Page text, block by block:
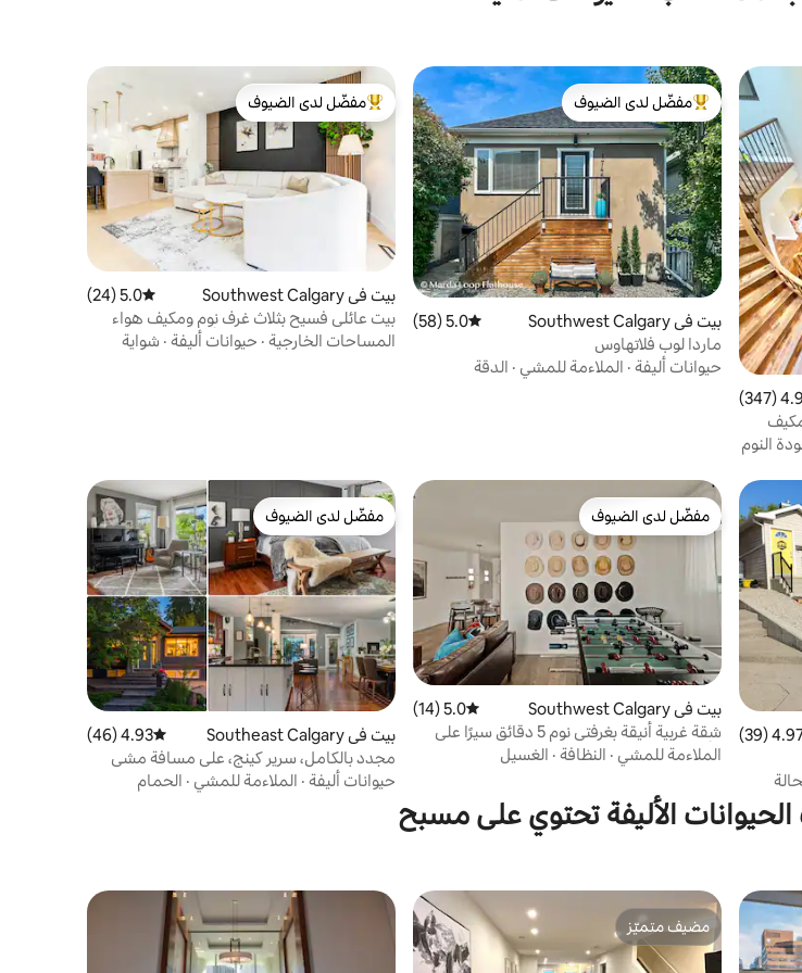
4.93 من 5، 347 مراجعات
4.93
مكيف
النوم
من أبرز البيوت المفضّلة لدى الضيوف
مفضّل لدى الضيوف
بيت في Southwest Calgary متوسط التقييم 5.0 من 5، 58 مراجعات
5.0 (58)
ماردا لوب فلاتهاوس
حيوانات أليفة · الملاءمة للمشي · الدقة
من أبرز البيوت المفضّلة لدى الضيوف
مفضّل لدى الضيوف
بيت في Southwest Calgary متوسط التقييم 5.0 من 5، 24 مراجعات
5.0 (24)
بيت عائلي فسيح بثلاث غرف نوم ومكيف هواء
ومرآب | مناسب للحيوانات الأليفة
المساحات الخارجية · حيوانات أليفة · شواية
4.97 من 5، 39 مراجعات4.97
مفضّل لدى الضيوف
مفضّل لدى الضيوف
بيت في Southwest Calgary متوسط التقييم 5.0 من 5، 14 مراجعات
5.0 (14)
شقة غربية أنيقة بغرفتي نوم 5 دقائق سيرًا على
الأقدام 2 ستامبيد وإطلالات
الملاءمة للمشي · النظافة · الغسيل
مفضّل لدى الضيوف
مفضّل لدى الضيوف
بيت في Southeast Calgary متوسط التقييم 4.93 من 5، 46 مراجعات
4.93 (46)
مجدد بالكامل، سرير كينج، على مسافة مشي
من القطار والمتاجر
حيوانات أليفة · الملاءمة للمشي · الحمام
الأليفة تحتوي على مسبح
مضيف متميّز
مضيف متميّز